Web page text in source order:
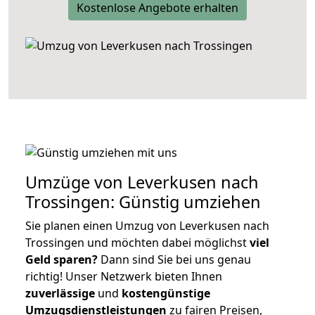
Kostenlose Angebote erhalten
Umzüge von Leverkusen nach
Trossingen: Günstig umziehen
Sie planen einen Umzug von Leverkusen nach
Trossingen und möchten dabei möglichstviel
Geld sparen? Dann sind Sie bei uns genau
richtig! Unser Netzwerk bieten Ihnen
zuverlässige und kostengünstige
Umzugsdienstleistungen zu fairen Preisen,